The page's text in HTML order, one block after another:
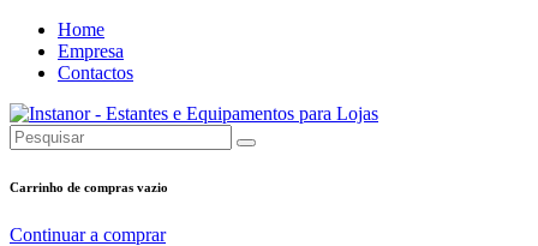
Home
Empresa
Contactos
Carrinho de compras vazio
Continuar a comprar